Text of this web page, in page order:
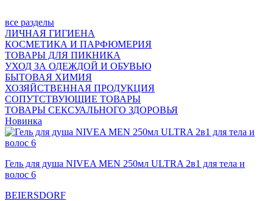
все разделы
ЛИЧНАЯ ГИГИЕНА
КОСМЕТИКА И ПАРФЮМЕРИЯ
ТОВАРЫ ДЛЯ ПИКНИКА
УХОД ЗА ОДЕЖДОЙ И ОБУВЬЮ
БЫТОВАЯ ХИМИЯ
ХОЗЯЙСТВЕННАЯ ПРОДУКЦИЯ
СОПУТСТВУЮЩИЕ ТОВАРЫ
ТОВАРЫ СЕКСУАЛЬНОГО ЗДОРОВЬЯ
Новинка
Гель для душа NIVEA MEN 250мл ULTRA 2в1 для тела и
волос 6
BEIERSDORF